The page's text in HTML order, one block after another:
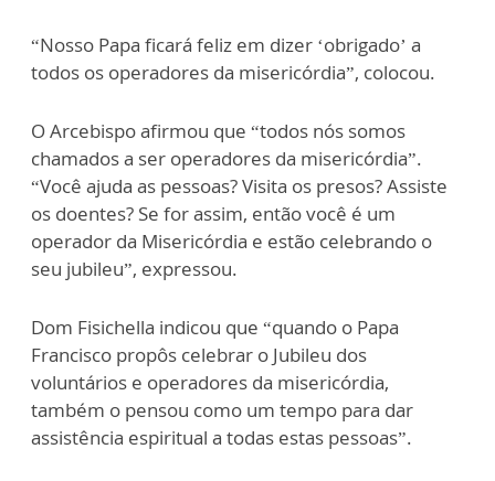
“Nosso Papa ficará feliz em dizer ‘obrigado’ a
todos os operadores da misericórdia”, colocou.
O Arcebispo afirmou que “todos nós somos
chamados a ser operadores da misericórdia”.
“Você ajuda as pessoas? Visita os presos? Assiste
os doentes? Se for assim, então você é um
operador da Misericórdia e estão celebrando o
seu jubileu”, expressou.
Dom Fisichella indicou que “quando o Papa
Francisco propôs celebrar o Jubileu dos
voluntários e operadores da misericórdia,
também o pensou como um tempo para dar
assistência espiritual a todas estas pessoas”.